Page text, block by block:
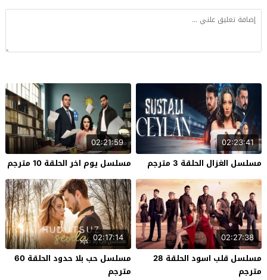
02:23:41
مسلسل الغزال الحلقة 3 مترجم
02:21:59
مسلسل يوم اخر الحلقة 10 مترجم
02:27:38
مسلسل قلب اسود الحلقة 28
مترجم
02:17:14
مسلسل حب بلا حدود الحلقة 60
مترجم